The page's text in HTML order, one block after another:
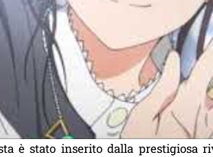
è stato inserito dalla prestigiosa